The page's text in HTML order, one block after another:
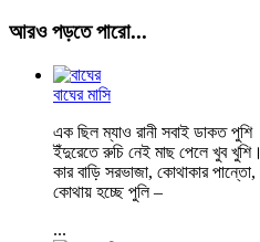
আরও পড়তে পারো...
বাঘের মাসি
এক ছিল ম্যাও রানী সবাই ডাকত পুশি
ইঁদুরেতে রুচি নেই মাছ পেলে খুব খুশি।
কার বাড়ি সরভাজা, কোথাকার পান্তো,
কোথায় হচ্ছে পুলি –
...